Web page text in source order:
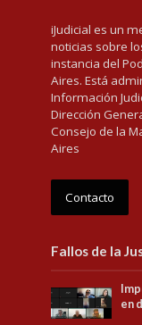
iJudicial es un
noticias sobre
instancia del
Aires. Está
Información
Dirección
Consejo de la
Aires
Contacto
Fallos de la
en